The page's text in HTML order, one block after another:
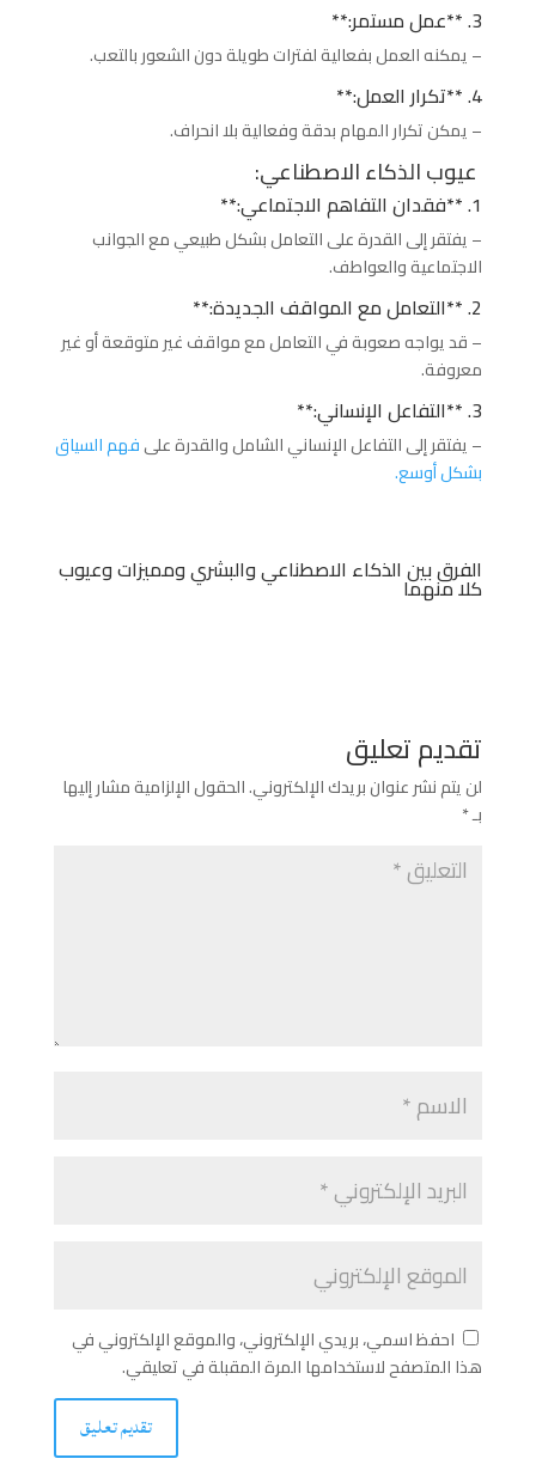
3. **عمل مستمر:**
– يمكنه العمل بفعالية لفترات طويلة دون الشعور بالتعب.
4. **تكرار العمل:**
– يمكن تكرار المهام بدقة وفعالية بلا انحراف.
عيوب الذكاء الاصطناعي:
1. **فقدان التفاهم الاجتماعي:**
– يفتقر إلى القدرة على التعامل بشكل طبيعي مع الجوانب
الاجتماعية والعواطف.
2. **التعامل مع المواقف الجديدة:**
– قد يواجه صعوبة في التعامل مع مواقف غير متوقعة أو غير
معروفة.
3. **التفاعل الإنساني:**
– يفتقر إلى التفاعل الإنساني الشامل والقدرة علىفهم السياق
بشكل أوسع.
الفرق بين الذكاء الاصطناعي والبشري ومميزات وعيوب
كلا منهما
تقديم تعليق
لن يتم نشر عنوان بريدك الإلكتروني.الحقول الإلزامية مشار إليها
بـ*
احفظ اسمي، بريدي الإلكتروني، والموقع الإلكتروني في
هذا المتصفح لاستخدامها المرة المقبلة في تعليقي.